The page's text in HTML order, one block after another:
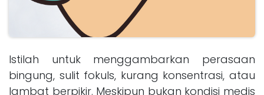
Istilah untuk menggambarkan perasaan
bingung, sulit fokuIs, kurang konsentrasi, atau
lambat berpikir. Meskipun bukan kondisi medis